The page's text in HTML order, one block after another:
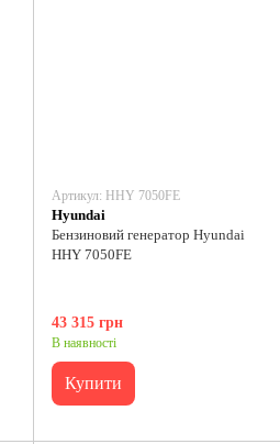
Артикул: HHY 7050FE
Hyundai
Бензиновий генератор Hyundai
HHY 7050FE
43 315 грн
В наявності
Купити